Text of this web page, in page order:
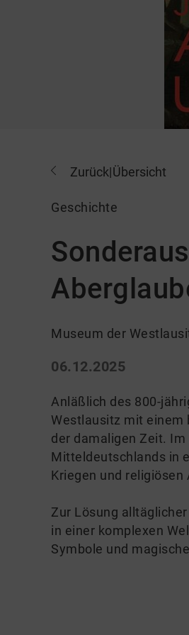
Zurück|Übersicht
Geschichte
Museum der
06.12.2025
Anläßlich des 800-
Westlausitz mit einem
der damaligen Zeit.
Mitteldeutschlands in
Kriegen und religiösen
Zur Lösung
in einer komplexen
Symbole und